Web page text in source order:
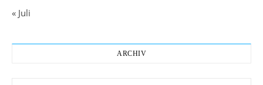
« Juli
ARCHIV